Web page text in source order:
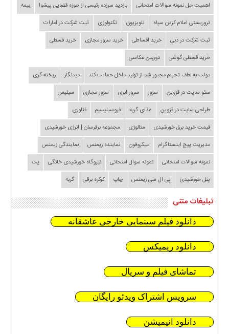
اهمیت حل نمونه سوالات امتحانی
بازدید سرزده‌ رئیسی از حوزه قضایی ‌پیشوا
بیمه
تروریستی اعلام کردن سپاه
تلویزیون تکنولوژی
ثبت شرکت در امارات
ثبت شرکت در دبی
خرید اقساطی خرید سرور مجازی
خرید قسطی
خرید قسطی گوشی
دوربین عکاسی
دولت به لطف تحریم مجبور شد از تولید داخل حمایت کند
دیدنگار
ریخته گری
سئو سایت در قزوین
سرور سرور ابری سرور مجازی
سیلیس
طراحی سایت در قزوین
غذای گربه فروسیلیسیم
فناوری
قیمت خرید برق خورشیدی
متالوژی
مجموعه برقرسان | انرژی خورشیدی
مدیریت پیج اینستاگرام
میکروفون نماینده زیمنس
نمایندگی زیمنس
نمونه سوالات امتحانی
نمونه سوال امتحانی نیروگاه خورشیدی خانگی
پت
پنل خورشیدی
پی ال سی زیمنس چاپ کرکره برقی گربه
تبلیغات متنی
دانلود فیلم سینمایی خارجی عاشقانه
دانلود ریمیکس
تماشای فیلم و سریال
سرویس اشتراک ویدئو رایگان
دانلود انیمیشن